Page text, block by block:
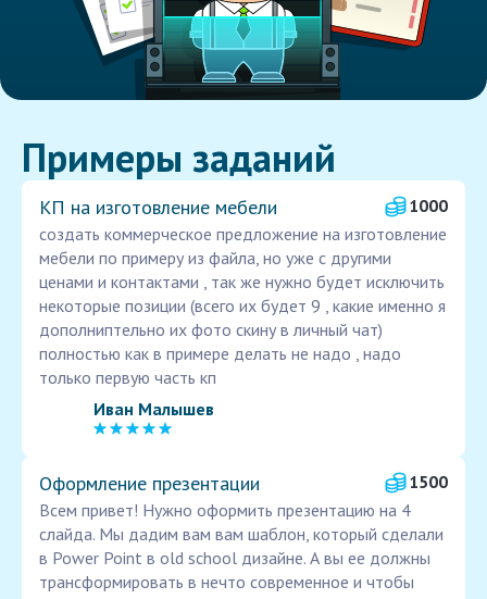
Примеры заданий
КП на изготовление мебели
1000
создать коммерческое предложение на изготовление
мебели по примеру из файла, но уже с другими
ценами и контактами , так же нужно будет исключить
некоторые позиции (всего их будет 9 , какие именно я
дополниптельно их фото скину в личный чат)
полностью как в примере делать не надо , надо
только первую часть кп
Иван Малышев
Оформление презентации
1500
Всем привет! Нужно оформить презентацию на 4
слайда. Мы дадим вам вам шаблон, который сделали
в Power Point в old school дизайне. А вы ее должны
трансформировать в нечто современное и чтобы